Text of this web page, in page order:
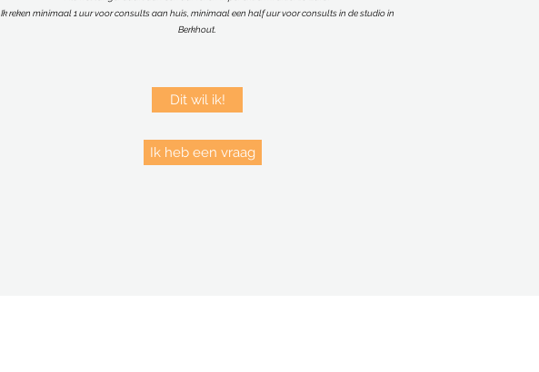
Ik reken minimaal 1 uur voor consults aan huis, minimaal een half uur voor consults in de studio in
Berkhout.
Dit wil ik!
Ik heb een vraag